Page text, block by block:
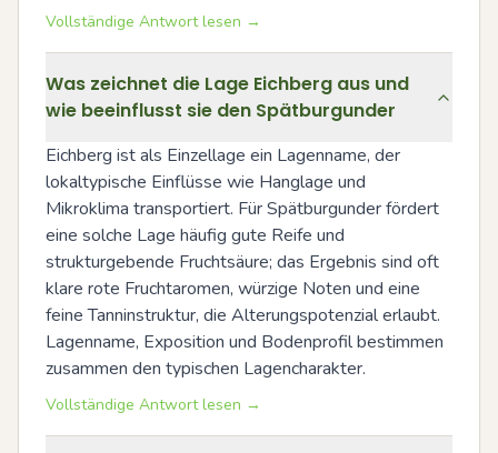
Vollständige Antwort lesen →
Was zeichnet die Lage Eichberg aus und
wie beeinflusst sie den Spätburgunder
Eichberg ist als Einzellage ein Lagenname, der
lokaltypische Einflüsse wie Hanglage und
Mikroklima transportiert. Für Spätburgunder fördert
eine solche Lage häufig gute Reife und
strukturgebende Fruchtsäure; das Ergebnis sind oft
klare rote Fruchtaromen, würzige Noten und eine
feine Tanninstruktur, die Alterungspotenzial erlaubt.
Lagenname, Exposition und Bodenprofil bestimmen
zusammen den typischen Lagencharakter.
Vollständige Antwort lesen →